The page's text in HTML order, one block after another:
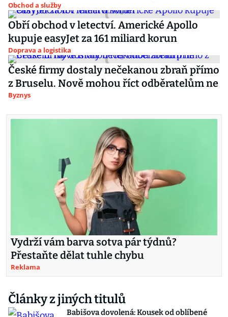
Obchod a služby
Obří obchod v letectví. Americké Apollo
kupuje easyJet za 161 miliard korun
Doprava a logistika
České firmy dostaly nečekanou zbraň přímo
z Bruselu. Nově mohou říct odběratelům ne
Byznys
Vydrží vám barva sotva pár týdnů?
Přestaňte dělat tuhle chybu
Reklama
Články z jiných titulů
Babišova dovolená: Kousek od oblíbené